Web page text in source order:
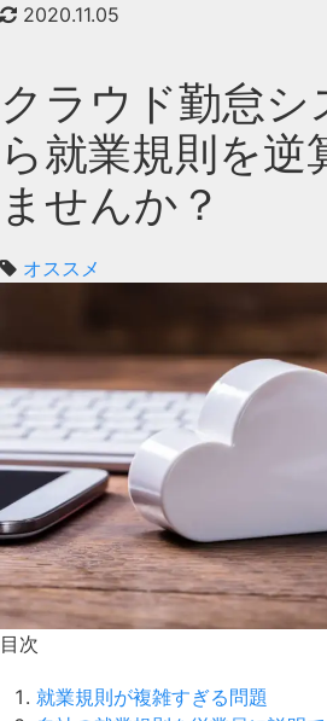
2020.11.05
クラウド勤怠シ
ら就業規則を逆
ませんか？
オススメ
目次
就業規則が複雑すぎる問題